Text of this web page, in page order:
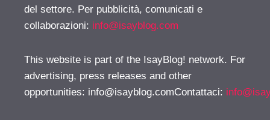
del settore. Per pubblicità, comunicati e
collaborazioni: info@isayblog.com
This website is part of the IsayBlog! network. For
advertising, press releases and other
opportunities: info@isayblog.comContattaci: